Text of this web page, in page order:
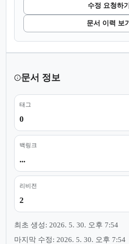
수정 요청하기
문서 이력 보기
문서 정보
태그
0
백링크
...
리비전
2
최초 생성: 2026. 5. 30. 오후 7:54
마지막 수정: 2026. 5. 30. 오후 7:54